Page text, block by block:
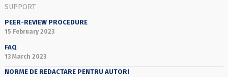
SUPPORT
PEER-REVIEW PROCEDURE
15 February 2023
FAQ
13 March 2023
NORME DE REDACTARE PENTRU AUTORI